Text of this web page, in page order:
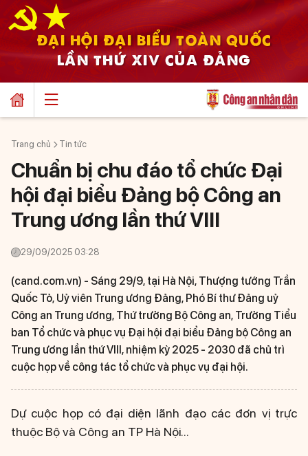
ĐẠI HỘI ĐẠI BIỂU TOÀN QUỐC
LẦN THỨ XIV CỦA ĐẢNG
Trang chủ Tin tức
Chuẩn bị chu đáo tổ chức Đại
hội đại biểu Đảng bộ Công an
Trung ương lần thứ VIII
29/09/2025 03:28
(cand.com.vn) - Sáng 29/9, tại Hà Nội, Thượng tướng Trần
Quốc Tỏ, Uỷ viên Trung ương Đảng, Phó Bí thư Đảng uỷ
Công an Trung ương, Thứ trưởng Bộ Công an, Trưởng Tiểu
ban Tổ chức và phục vụ Đại hội đại biểu Đảng bộ Công an
Trung ương lần thứ VIII, nhiệm kỳ 2025 - 2030 đã chủ trì
cuộc họp về công tác tổ chức và phục vụ đại hội.
Dự cuộc họp có đại diện lãnh đạo các đơn vị trực
thuộc Bộ và Công an TP Hà Nội...